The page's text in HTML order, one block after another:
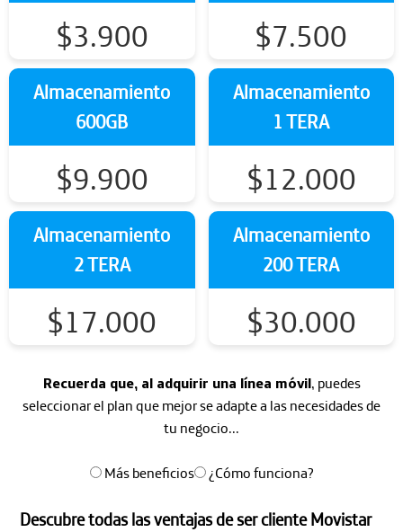
$3.900 $7.500
Almacenamiento
600GB
$9.900
Almacenamiento
1 TERA
$12.000
Almacenamiento
2 TERA
$17.000
Almacenamiento
200 TERA
$30.000
Recuerda que, al adquirir una línea móvil, puedes
seleccionar el plan que mejor se adapte a las necesidades de
tu negocio...
Más beneficios ¿Cómo funciona?
Descubre todas las ventajas de ser cliente Movistar